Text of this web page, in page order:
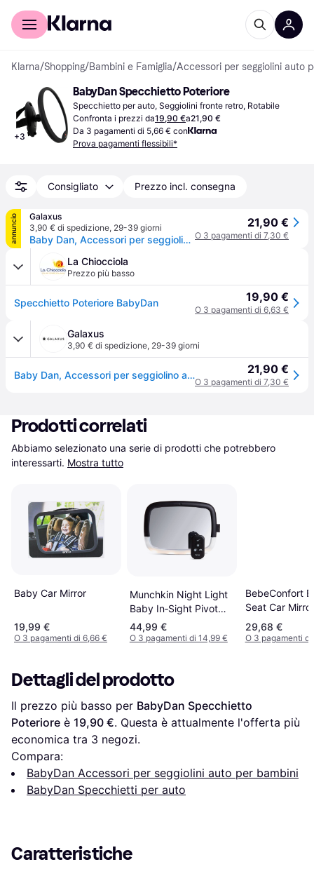
Per il tuo shopping
Klarna/Shopping/Bambini e Famiglia/Accessori per seggiolini auto
+3
BabyDan Specchietto Poteriore
Specchietto per auto, Seggiolini fronte retro, Rotabile
Confronta i prezzi da19,90 €a21,90 €
Da 3 pagamenti di 5,66 € con
Prova pagamenti flessibili*
Consigliato Prezzo incl. consegna
annuncio
Galaxus
3,90 € di spedizione, 29-39 giorni
Baby Dan, Accessori per seggiolino auto, Specchietto retrovisore del sedile dell'auto
21,90 €
O 3 pagamenti di 7,30 €
La Chiocciola
Prezzo più basso
Specchietto Poteriore BabyDan 19,90 €
O 3 pagamenti di 6,63 €
Galaxus
3,90 € di spedizione, 29-39 giorni
Baby Dan, Accessori per seggiolino auto, Specchietto retrovisore del sedile dell'auto 21,90 €
O 3 pagamenti di 7,30 €
Prodotti correlati
Abbiamo selezionato una serie di prodotti che potrebbero
interessarti. Mostra tutto
Baby Car Mirror
19,99 €
O 3 pagamenti di 6,66 €
Munchkin Night Light
Baby In‑Sight Pivot
Car Mirror
44,99 €
O 3 pagamenti di 14,99 €
BebeConfort
Seat Car Mirror
29,68 €
O 3 pagamenti di
Dettagli del prodotto
Il prezzo più basso per BabyDan Specchietto
Poteriore è 19,90 €. Questa è attualmente l'offerta più
economica tra 3 negozi.
Compara:
BabyDan Accessori per seggiolini auto per bambini
BabyDan Specchietti per auto
Caratteristiche